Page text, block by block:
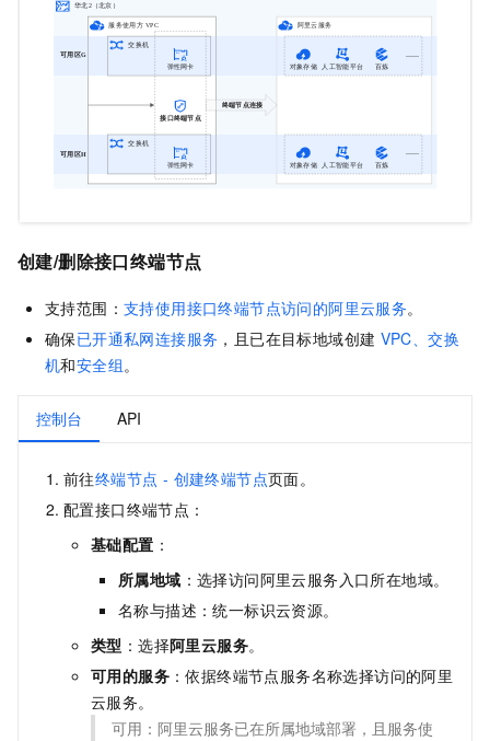
创建/删除接口终端节点
支持范围： 支持使用接口终端节点访问的阿里云服务。
确保已开通私网连接服务 ，且已在目标地域创建 VPC、交换
机和安全组 。
控制台 API
前往终端节点 - 创建终端节点页面。
配置接口终端节点：
基础配置 ：
所属地域 ：选择访问阿里云服务入口所在地域。
名称与描述：统一标识云资源。
类型 ：选择阿里云服务。
可用的服务 ：依据终端节点服务名称选择访问的阿里
云服务。
可用：阿里云服务已在所属地域部署，且服务使